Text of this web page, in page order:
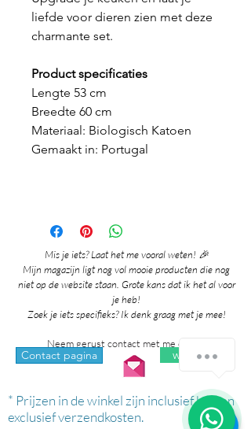
liefde voor dieren zien met deze
charmante set.
Product specificaties
Lengte 53 cm
Breedte 60 cm
Materiaal: Biologisch Katoen
Gemaakt in: Portugal
Mis je iets? Laat het me vooral weten! 🎉
Mijn magazijn ligt nog vol mooie producten die nog
niet op de website staan. Grote kans dat ik het al voor
je heb!
Zoek je iets specifieks? Ik denk graag met je mee!
Neem gerust contact met me op via:
Contact pagina whatsapp
* Prijzen in de winkel zijn inclusief btw en
exclusief verzendkosten.
Hoe kan ik je helpen?
1